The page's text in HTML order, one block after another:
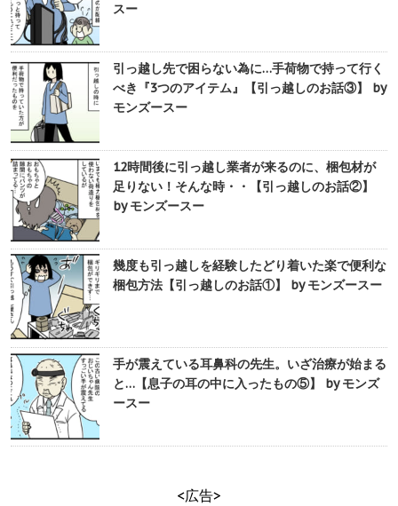
スー
引っ越し先で困らない為に…手荷物で持って行く
べき『3つのアイテム』【引っ越しのお話③】 by
モンズースー
12時間後に引っ越し業者が来るのに、梱包材が
足りない！そんな時・・【引っ越しのお話②】
by モンズースー
幾度も引っ越しを経験したどり着いた楽で便利な
梱包方法【引っ越しのお話①】 by モンズースー
手が震えている耳鼻科の先生。いざ治療が始まる
と…【息子の耳の中に入ったもの⑤】 by モンズ
ースー
<広告>